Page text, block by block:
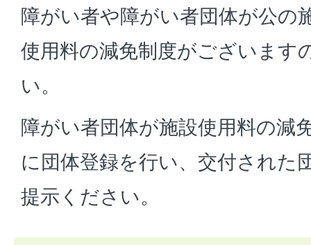
障がい者や障がい者団体が公の
使用料の減免制度がございます
い。
障がい者団体が施設使用料の減
に団体登録を行い、交付された
提示ください。